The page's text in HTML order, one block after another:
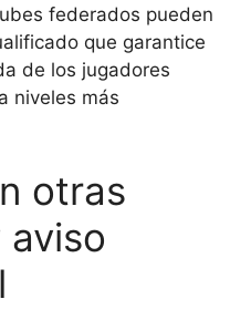
federados pueden
que garantice
de los jugadores
niveles más
otras